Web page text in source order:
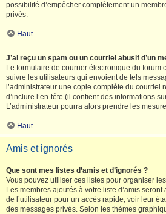
possibilité d’empêcher complètement un
privés.
Haut
J’ai reçu un spam ou un courriel abusif d’un
Le formulaire de courrier électronique du forum
suivre les utilisateurs qui envoient de tels
l’administrateur une copie complète du courriel
d’inclure l’en-tête (il contient des informations
L’administrateur pourra alors prendre les
Haut
Amis et ignorés
Que sont mes listes d’amis et d’ignorés ?
Vous pouvez utiliser ces listes pour organiser
Les membres ajoutés à votre liste d’amis
de l’utilisateur pour un accès rapide, voir leur
des messages privés. Selon les thèmes